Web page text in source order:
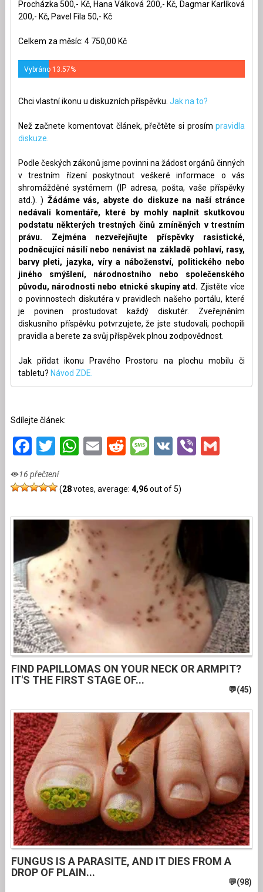
Procházka 500,- Kč, Hana Válková 200,- Kč, Dagmar Karlíková
200,- Kč, Pavel Fila 50,- Kč
Celkem za měsíc: 4 750,00 Kč
Vybráno 13.57%
Chci vlastní ikonu u diskuzních příspěvku. Jak na to?
Než začnete komentovat článek, přečtěte si prosímpravidla
diskuze.
Podle českých zákonů jsme povinni na žádost orgánů činných
v trestním řízení poskytnout veškeré informace o vás
shromážděné systémem (IP adresa, pošta, vaše příspěvky
atd.). ) Žádáme vás, abyste do diskuze na naší stránce
nedávali komentáře, které by mohly naplnit skutkovou
podstatu některých trestných činů zmíněných v trestním
právu. Zejména nezveřejňujte příspěvky rasistické,
podněcující násilí nebo nenávist na základě pohlaví, rasy,
barvy pleti, jazyka, víry a náboženství, politického nebo
jiného smýšlení, národnostního nebo společenského
původu, národnosti nebo etnické skupiny atd. Zjistěte více
o povinnostech diskutéra v pravidlech našeho portálu, které
je povinen prostudovat každý diskutér. Zveřejněním
diskusního příspěvku potvrzujete, že jste studovali, pochopili
pravidla a berete za svůj příspěvek plnou zodpovědnost.
Jak přidat ikonu Pravého Prostoru na plochu mobilu či
tabletu? Návod ZDE.
Sdílejte článek:
Facebook
Twitter
WhatsApp
EmailRedditMessage
VKViber
16 přečtení
(28votes, average: 4,96out of 5)
FIND PAPILLOMAS ON YOUR NECK OR ARMPIT?
IT'S THE FIRST STAGE OF...
FUNGUS IS A PARASITE, AND IT DIES FROM A
DROP OF PLAIN...